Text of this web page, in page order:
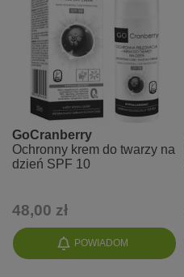
POWIADOM
GoCranberry
Ochronny krem do twarzy na
dzień SPF 10
48,00 zł